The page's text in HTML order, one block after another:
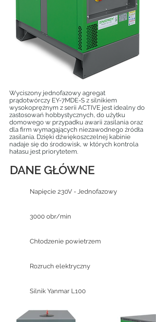
Wyciszony jednofazowy agregat
prądotwórczy EY-7MDE-S z silnikiem
wysokoprężnym z serii ACTIVE jest idealny do
zastosowań hobbystycznych, do użytku
domowego w przypadku awarii zasilania oraz
dla firm wymagających niezawodnego źródła
zasilania. Dzięki dźwiękoszczelnej kabinie
nadaje się do środowisk, w których kontrola
hałasu jest priorytetem.
DANE GŁÓWNE
Napięcie 230V - Jednofazowy
3000 obr/min
Chłodzenie powietrzem
Rozruch elektryczny
Silnik Yanmar L100